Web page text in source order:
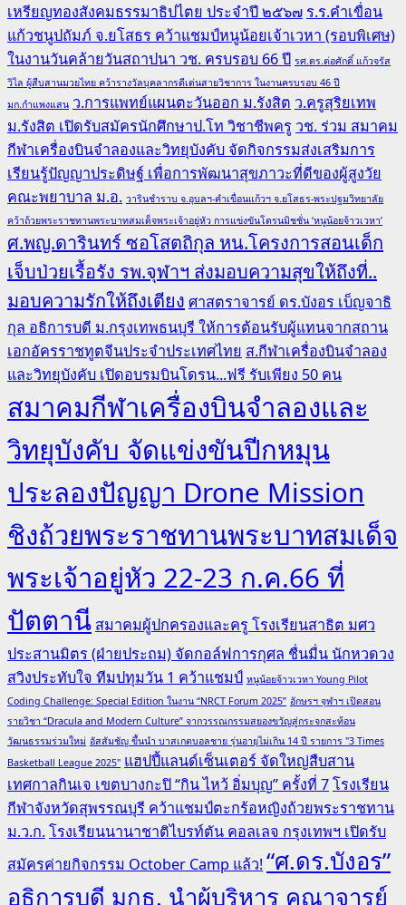
เหรียญทองสังคมธรรมาธิปไตย ประจำปี ๒๕๖๗ ร.ร.คำเขื่อน
แก้วชนูปถัมภ์ จ.ยโสธร คว้าแชมป์หนูน้อยเจ้าเวหา (รอบพิเศษ)
ในงานวันคล้ายวันสถาปนา วช. ครบรอบ 66 ปี รศ.ดร.ต่อศักดิ์ แก้วจรัส
วิไล ผู้สืบสานมวยไทย คว้ารางวัลบุคลากรดีเด่นสายวิชาการ ในงานครบรอบ 46 ปี
มก.กำแพงแสน ว.การแพทย์แผนตะวันออก ม.รังสิต ว.ครูสุริยเทพ
ม.รังสิต เปิดรับสมัครนักศึกษาป.โท วิชาชีพครู วช. ร่วม สมาคม
กีฬาเครื่องบินจำลองและวิทยุบังคับ จัดกิจกรรมส่งเสริมการ
เรียนรู้ปัญญาประดิษฐ์ เพื่อการพัฒนาสุขภาวะที่ดีของผู้สูงวัย
คณะพยาบาล ม.อ. วารินชำราบ จ.อุบลฯ-คำเขื่อนแก้วฯ จ.ยโสธร-พระปฐมวิทยาลัย
คว้าถ้วยพระราชทานพระบาทสมเด็จพระเจ้าอยู่หัว การแข่งขันโดรนมิชชั่น ‘หนูน้อยจ้าวเวหา’
ศ.พญ.ดารินทร์ ซอโสตถิกุล หน.โครงการสอนเด็ก
เจ็บป่วยเรื้อรัง รพ.จุฬาฯ ส่งมอบความสุขให้ถึงที่..
มอบความรักให้ถึงเตียง ศาสตราจารย์ ดร.บังอร เบ็ญจาธิ
กุล อธิการบดี ม.กรุงเทพธนบุรี ให้การต้อนรับผู้แทนจากสถาน
เอกอัครราชทูตจีนประจำประเทศไทย ส.กีฬาเครื่องบินจำลอง
และวิทยุบังคับ เปิดอบรมบินโดรน...ฟรี รับเพียง 50 คน
สมาคมกีฬาเครื่องบินจำลองและ
วิทยุบังคับ จัดแข่งขันปีกหมุน
ประลองปัญญา Drone Mission
ชิงถ้วยพระราชทานพระบาทสมเด็จ
พระเจ้าอยู่หัว 22-23 ก.ค.66 ที่
ปัตตานี สมาคมผู้ปกครองและครู โรงเรียนสาธิต มศว
ประสานมิตร (ฝ่ายประถม) จัดกอล์ฟการกุศล ชื่นมื่น นักหวดวง
สวิงประทับใจ ทีมปทุมวัน 1 คว้าแชมป์ หนูน้อยจ้าวเวหา Young Pilot
Coding Challenge: Special Edition ในงาน “NRCT Forum 2025” อักษรฯ จุฬาฯ เปิดสอน
รายวิชา “Dracula and Modern Culture” จากวรรณกรรมสยองขวัญสู่กระจกสะท้อน
วัฒนธรรมร่วมใหม่ อัสสัมชัญ ขึ้นนำ บาสเกตบอลชาย รุ่นอายุไม่เกิน 14 ปี รายการ "3 Times
Basketball League 2025" แฮปปี้แลนด์เซ็นเตอร์ จัดใหญ่สืบสาน
เทศกาลกินเจ เขตบางกะปิ “กิน ไหว้ อิ่มบุญ” ครั้งที่ 7โรงเรียน
กีฬาจังหวัดสุพรรณบุรี คว้าแชมป์ตะกร้อหญิงถ้วยพระราชทาน
ม.ว.ก.โรงเรียนนานาชาติไบรท์ตัน คอลเลจ กรุงเทพฯ เปิดรับ
สมัครค่ายกิจกรรม October Camp แล้ว!“ศ.ดร.บังอร”
อธิการบดี มกธ. นำผู้บริหาร คณาจารย์